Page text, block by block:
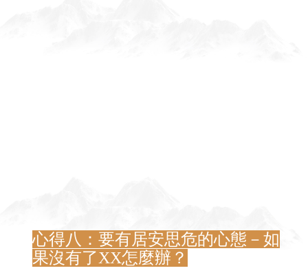
心得八：要有居安思危的心態－如
果沒有了XX怎麼辦？